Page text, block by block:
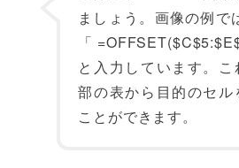
ましょう。画像の例で
「
と入力しています。
部の表から目的のセル
ことができます。